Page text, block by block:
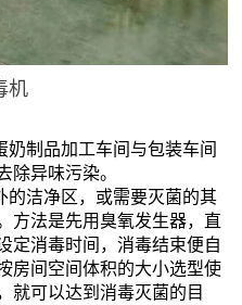
机
制品加工车间与包装车间
除异味污染。
的洁净区，或需要灭菌的其
方法是先用臭氧发生器，直
定消毒时间，消毒结束便自
房间空间体积的大小选型使
就可以达到消毒灭菌的目